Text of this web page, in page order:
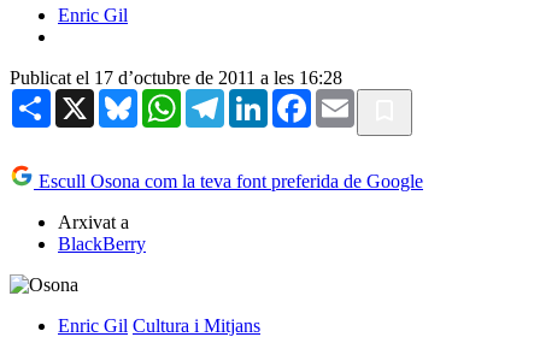
Enric Gil
Publicat el 17 d’octubre de 2011 a les 16:28
Share X BlueskyWhatsAppTelegramLinkedInFacebook
Email
Escull Osona com la teva font preferida de Google
Arxivat a
BlackBerry
Enric Gil Cultura i Mitjans